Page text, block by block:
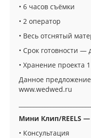
• 6 часов съёмки
• 2 оператор
• Весь отснятый
• Срок готовности —
• Хранение проекта
Данное предложение
www.wedwed.ru
Мини Клип/REELS —
• Консультация